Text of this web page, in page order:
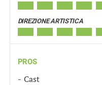
DIREZIONE ARTISTICA
PROS
Cast